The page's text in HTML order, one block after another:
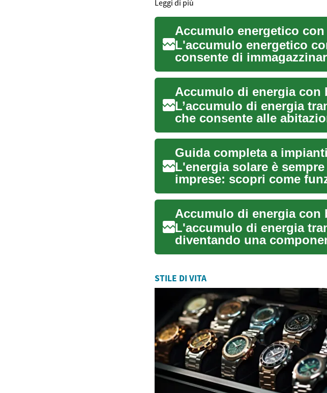
Leggi di più
Accumulo energetico
L'accumulo energetico
consente di
localmente ...
Accumulo di energia con
L’accumulo di energia
che consente alle
prod...
Guida completa a
L'energia solare è
imprese: scopri come
pannelli f...
Accumulo di energia con
L'accumulo di energia
diventando una
utilizza...
STILE DI VITA